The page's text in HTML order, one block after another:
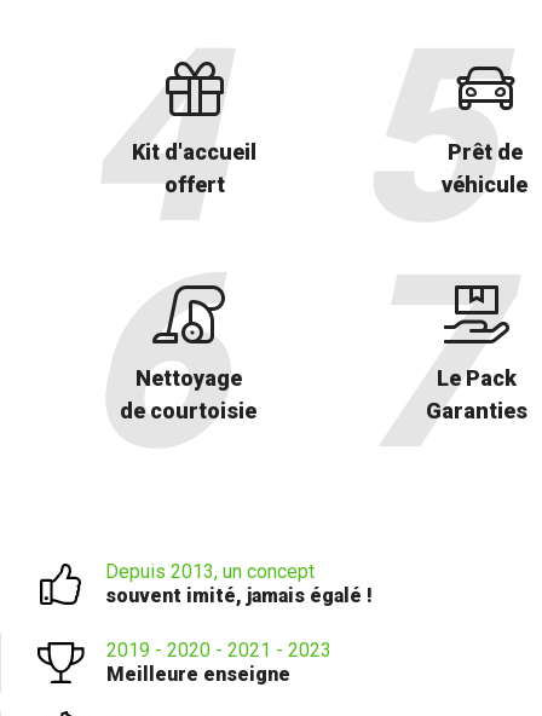
Kit d'accueil
offert
Prêt de
véhicule
Nettoyage
de courtoisie
Le Pack
Garanties
Depuis 2013, un concept
souvent imité, jamais égalé !
2019 - 2020 - 2021 - 2023
Meilleure enseigne